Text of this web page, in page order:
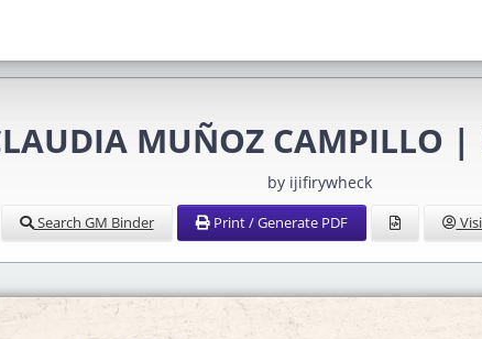
MUÑOZ CAMPILLO
by ijifirywheck
Search GM Binder Print / Generate PDF